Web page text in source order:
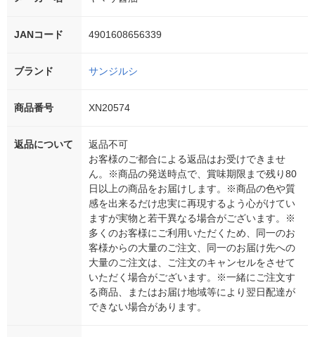
JANコード 4901608656339
ブランド サンジルシ
商品番号 XN20574
返品について
返品不可
お客様のご都合による返品はお受けできませ
ん。※商品の発送時点で、賞味期限まで残り80
日以上の商品をお届けします。※商品の色や質
感を出来るだけ忠実に再現するよう心がけてい
ますが実物と若干異なる場合がございます。※
多くのお客様にご利用いただくため、同一のお
客様からの大量のご注文、同一のお届け先への
大量のご注文は、ご注文のキャンセルをさせて
いただく場合がございます。※一緒にご注文す
る商品、またはお届け地域等により翌日配達が
できない場合があります。